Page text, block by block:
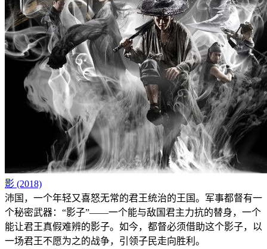
影 (2018)
沛国，一个年轻又喜怒无常的君王统治的王国。军事都督有一
个秘密武器：“影子”——一个能与敌国君主力抗的替身，一个
能让君王真假难辨的影子。如今，都督必须借助这个影子，以
一场君王不愿为之的战争，引领子民走向胜利。